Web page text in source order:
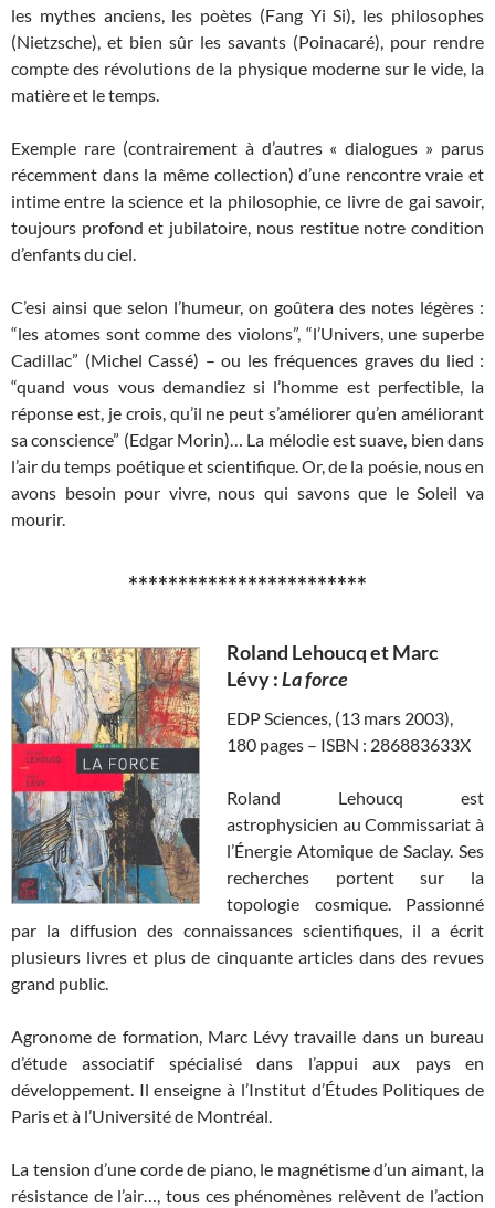
les mythes anciens, les poètes (Fang Yi Si), les philosophes
(Nietzsche), et bien sûr les savants (Poinacaré), pour rendre
compte des révolutions de la physique moderne sur le vide, la
matière et le temps.
Exemple rare (contrairement à d’autres « dialogues » parus
récemment dans la même collection) d’une rencontre vraie et
intime entre la science et la philosophie, ce livre de gai savoir,
toujours profond et jubilatoire, nous restitue notre condition
d’enfants du ciel.
C’esi ainsi que selon l’humeur, on goûtera des notes légères :
“les atomes sont comme des violons”, “l’Univers, une superbe
Cadillac” (Michel Cassé) – ou les fréquences graves du lied :
“quand vous vous demandiez si l’homme est perfectible, la
réponse est, je crois, qu’il ne peut s’améliorer qu’en améliorant
sa conscience” (Edgar Morin)… La mélodie est suave, bien dans
l’air du temps poétique et scientifique. Or, de la poésie, nous en
avons besoin pour vivre, nous qui savons que le Soleil va
mourir.
************************
Roland Lehoucq et Marc
Lévy :La force
EDP Sciences, (13 mars 2003),
180 pages – ISBN : 286883633X
Roland Lehoucq est
astrophysicien au Commissariat à
l’Énergie Atomique de Saclay. Ses
recherches portent sur la
topologie cosmique. Passionné
par la diffusion des connaissances scientifiques, il a écrit
plusieurs livres et plus de cinquante articles dans des revues
grand public.
Agronome de formation, Marc Lévy travaille dans un bureau
d’étude associatif spécialisé dans l’appui aux pays en
développement. Il enseigne à l’Institut d’Études Politiques de
Paris et à l’Université de Montréal.
La tension d’une corde de piano, le magnétisme d’un aimant, la
résistance de l’air…, tous ces phénomènes relèvent de l’action